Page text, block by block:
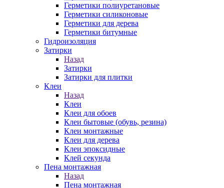
Герметики полиуретановые
Герметики силиконовые
Герметики для дерева
Герметики битумные
Гидроизоляция
Затирки
Назад
Затирки
Затирки для плитки
Клеи
Назад
Клеи
Клеи для обоев
Клеи бытовые (обувь, резина)
Клеи монтажные
Клеи для дерева
Клеи эпоксидные
Клей секунда
Пена монтажная
Назад
Пена монтажная